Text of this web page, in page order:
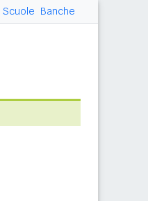
Scuole Banche